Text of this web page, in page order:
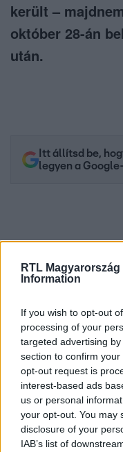
RTL Magyarország
Information
If you wish to opt-out
processing of your
targeted advertising
section to confirm
opt-out request is
interest-based ads
us or personal
your opt-out. You may
disclosure of your
IAB’s list of
került –
október 28-án
után.
Itt állítsd be,
legyen a
Kövess minket,
Facebookon is!